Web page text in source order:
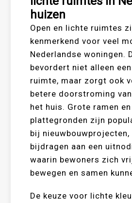
huizen
Open en lichte ruimtes
kenmerkend voor veel
Nederlandse woningen.
bevordert niet alleen
ruimte, maar zorgt ook
betere doorstroming
het huis. Grote ramen en
plattegronden zijn
bij
bijdragen aan een
waarin bewoners zich
bewegen en samen
De keuze voor lichte